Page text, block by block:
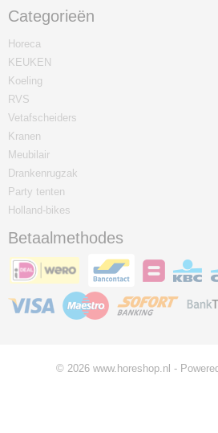
Categorieën
Horeca
KEUKEN
Koeling
RVS
Vetafscheiders
Kranen
Meubilair
Drankenrugzak
Party tenten
Holland-bikes
Betaalmethodes
© 2026 www.horeshop.nl -